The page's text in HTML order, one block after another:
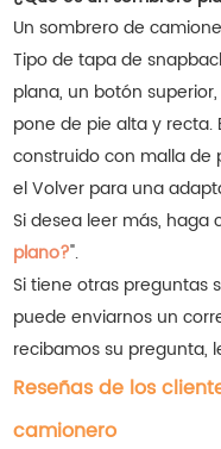
Un sombrero de
Tipo de tapa de
plana, un botón
pone de pie alta y recta.
construido con malla de
el Volver para una
Si desea leer más, haga
plano?".
Si tiene otras preguntas
puede enviarnos un
recibamos su pregunta,
Reseñas de los
camionero